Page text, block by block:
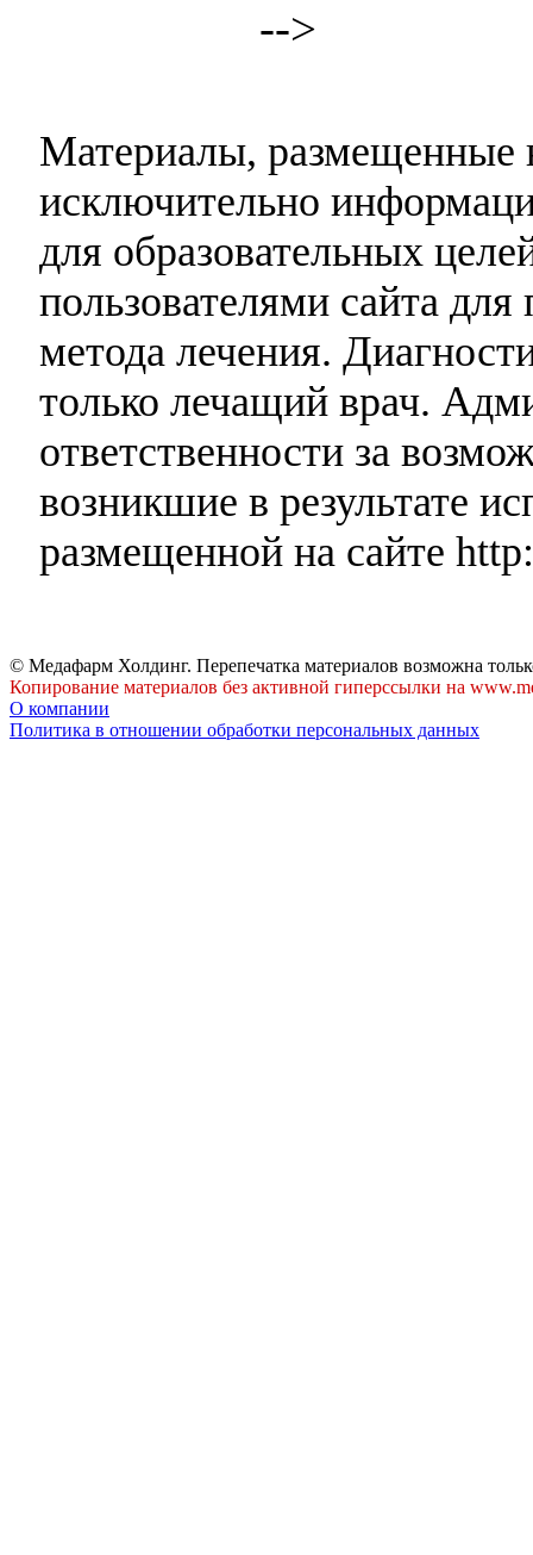
-->
Материалы, размещенные
исключительно
для образовательных
пользователями сайта
метода лечения.
только лечащий врач.
ответственности за
возникшие в результате
размещенной на сайте
© Медафарм Холдинг. Перепечатка материалов возможна
Копирование материалов без активной гиперссылки на
О компании
Политика в отношении обработки персональных данных